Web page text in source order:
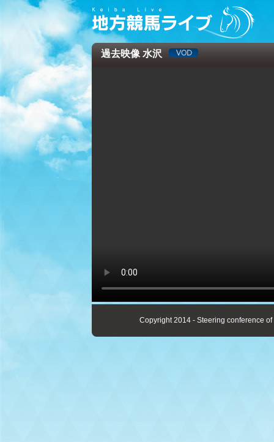
過去映像 水沢
Copyright 2014 - Steering conference